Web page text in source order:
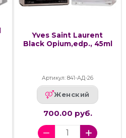
Yves Saint Laurent
Black Opium,edp., 45ml
Артикул: 841-АД-26
Женский
700.00 руб.